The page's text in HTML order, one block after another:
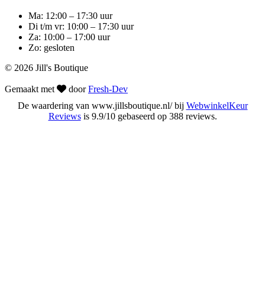
Ma: 12:00 – 17:30 uur
Di t/m vr: 10:00 – 17:30 uur
Za: 10:00 – 17:00 uur
Zo: gesloten
© 2026 Jill's Boutique
Gemaakt met doorFresh-Dev
De waardering van www.jillsboutique.nl/ bij WebwinkelKeur
Reviewsis 9.9/10 gebaseerd op 388 reviews.